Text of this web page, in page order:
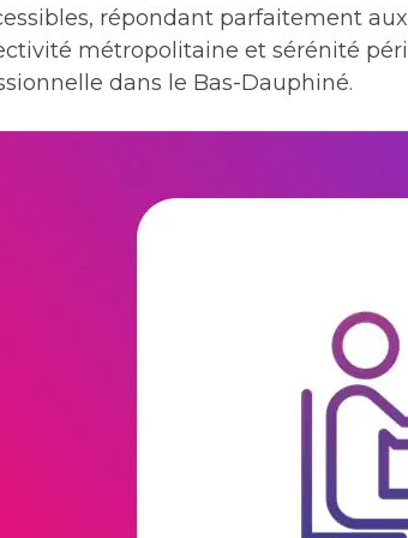
répondant parfaitement
métropolitaine et sérénité
dans le Bas-Dauphiné.